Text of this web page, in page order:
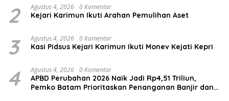
2 Agustus 4, 2026 0 Komentar
Kejari Karimun Ikuti Arahan Pemulihan Aset
3 Agustus 4, 2026 0 Komentar
Kasi Pidsus Kejari Karimun Ikuti Monev Kejati Kepri
4 Agustus 4, 2026 0 Komentar
APBD Perubahan 2026 Naik Jadi Rp4,51 Triliun,
Pemko Batam Prioritaskan Penanganan Banjir dan